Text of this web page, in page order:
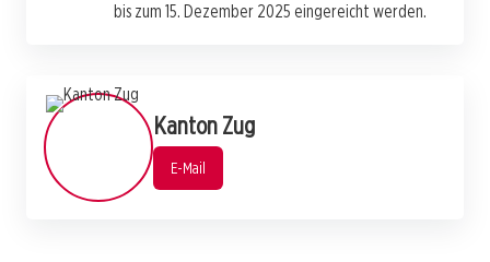
bis zum 15. Dezember 2025 eingereicht werden.
Kanton Zug
E-Mail